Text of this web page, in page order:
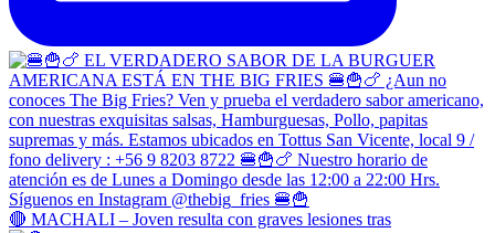
🔴 MACHALI – Joven resulta con graves lesiones tras